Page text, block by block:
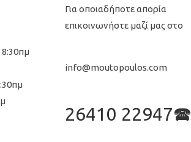
Για οποιαδήποτε απορία
επικοινωνήστε μαζί μας στο
info@moutopoulos.com
26410 22947🕿